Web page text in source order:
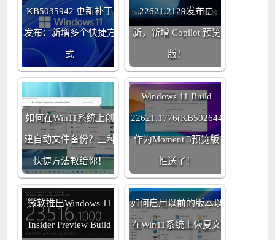
KB5035942 更新补丁
发布：新增多个快捷方
式
22621.2129发布更
新，新增 Copilot 预览
版！
如何在Win11系统上创
建自动文件备份？三种
快捷方法教给你！
Windows 11 Build
22621.1776(KB5026446)
作为Moment 3预览版
推送了！
微软推出Windows 11
Insider Preview Build
如何启用以前的版本以
在Win11系统上恢复文